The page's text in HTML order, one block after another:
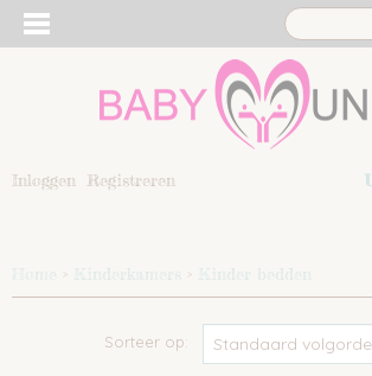
Inloggen Registreren
Home > Kinderkamers > Kinder bedden
Sorteer op: